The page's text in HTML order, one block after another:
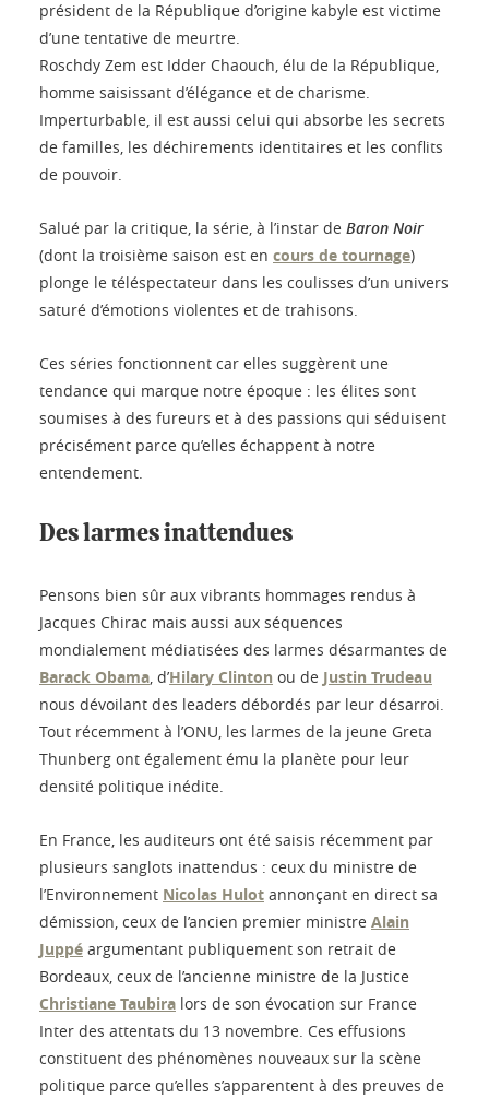
président de la République d’origine kabyle est victime
d’une tentative de meurtre.
Roschdy Zem est Idder Chaouch, élu de la République,
homme saisissant d’élégance et de charisme.
Imperturbable, il est aussi celui qui absorbe les secrets
de familles, les déchirements identitaires et les conflits
de pouvoir.
Salué par la critique, la série, à l’instar de Baron Noir
(dont la troisième saison est en cours de tournage)
plonge le téléspectateur dans les coulisses d’un univers
saturé d’émotions violentes et de trahisons.
Ces séries fonctionnent car elles suggèrent une
tendance qui marque notre époque : les élites sont
soumises à des fureurs et à des passions qui séduisent
précisément parce qu’elles échappent à notre
entendement.
Des larmes inattendues
Pensons bien sûr aux vibrants hommages rendus à
Jacques Chirac mais aussi aux séquences
mondialement médiatisées des larmes désarmantes de
Barack Obama, d’Hilary Clinton ou de Justin Trudeau
nous dévoilant des leaders débordés par leur désarroi.
Tout récemment à l’ONU, les larmes de la jeune Greta
Thunberg ont également ému la planète pour leur
densité politique inédite.
En France, les auditeurs ont été saisis récemment par
plusieurs sanglots inattendus : ceux du ministre de
l’Environnement Nicolas Hulot annonçant en direct sa
démission, ceux de l’ancien premier ministre Alain
Juppé argumentant publiquement son retrait de
Bordeaux, ceux de l’ancienne ministre de la Justice
Christiane Taubira lors de son évocation sur France
Inter des attentats du 13 novembre. Ces effusions
constituent des phénomènes nouveaux sur la scène
politique parce qu’elles s’apparentent à des preuves de